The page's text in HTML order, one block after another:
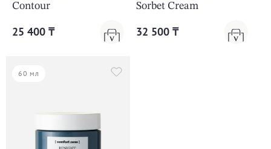
Contour
25 400 ₸
Sorbet Cream
32 500 ₸
60 мл